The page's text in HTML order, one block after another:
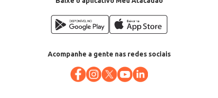
EAN: 7896547902913
Acompanhe a gente nas redes sociais